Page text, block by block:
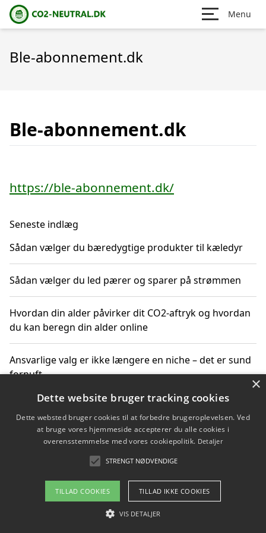
Menu
Ble-abonnement.dk
Ble-abonnement.dk
https://ble-abonnement.dk/
Seneste indlæg
Sådan vælger du bæredygtige produkter til kæledyr
Sådan vælger du led pærer og sparer på strømmen
Hvordan din alder påvirker dit CO2-aftryk og hvordan
du kan beregn din alder online
Ansvarlige valg er ikke længere en niche – det er sund
fornuft
Sådan kan du handle bæredygtigt og bestil med
faktura
Om / kontakt
Blog Betingelser
×
Dette website bruger tracking cookies
Dette websted bruger cookies til at forbedre brugeroplevelsen. Ved
at bruge vores hjemmeside accepterer du alle cookies i
overensstemmelse med vores cookiepolitik. Detaljer
STRENGT NØDVENDIGE
TILLAD COOKIES TILLAD IKKE COOKIES
VIS DETALJER